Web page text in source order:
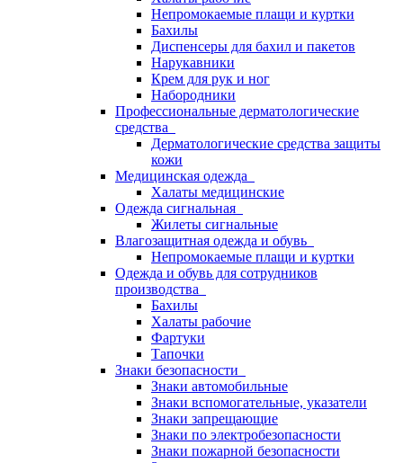
Непромокаемые плащи и куртки
Бахилы
Диспенсеры для бахил и пакетов
Нарукавники
Крем для рук и ног
Набородники
Профессиональные дерматологические
средства
Дерматологические средства защиты
кожи
Медицинская одежда
Халаты медицинские
Одежда сигнальная
Жилеты сигнальные
Влагозащитная одежда и обувь
Непромокаемые плащи и куртки
Одежда и обувь для сотрудников
производства
Бахилы
Халаты рабочие
Фартуки
Тапочки
Знаки безопасности
Знаки автомобильные
Знаки вспомогательные, указатели
Знаки запрещающие
Знаки по электробезопасности
Знаки пожарной безопасности